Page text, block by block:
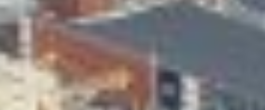
Mämminiemi
Taideapteekki
Kirjasto